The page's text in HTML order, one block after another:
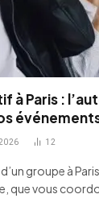
à Paris :
12
groupe à
que vous